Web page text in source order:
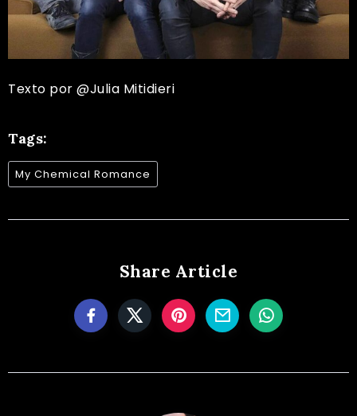
Texto por @Julia Mitidieri
Tags:
My Chemical Romance
Share Article